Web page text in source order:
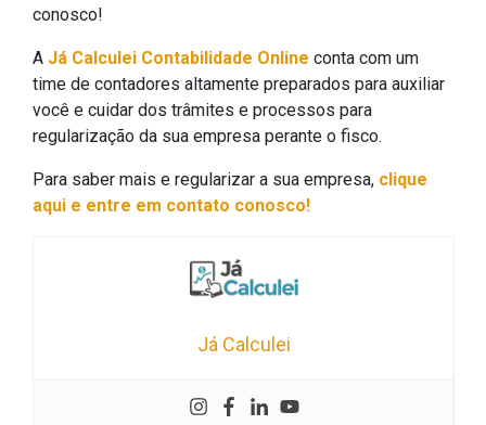
conosco!
A Já Calculei Contabilidade Online conta com um
time de contadores altamente preparados para auxiliar
você e cuidar dos trâmites e processos para
regularização da sua empresa perante o fisco.
Para saber mais e regularizar a sua empresa, clique
aqui e entre em contato conosco!
Já Calculei